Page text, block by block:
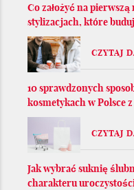
Co założyć na
stylizacjach, które
CZYTAJ
10 sprawdzonych
kosmetykach w Polsce
CZYTAJ
Jak wybrać suknię
charakteru